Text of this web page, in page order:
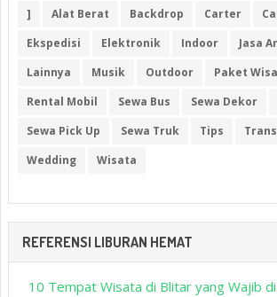
] Alat Berat Backdrop Carter
Ekspedisi
Elektronik Indoor Jasa
Lainnya
Musik Outdoor Paket
Rental Mobil
Sewa Bus Sewa Dekor
Sewa Pick Up
Sewa Truk Tips
Wedding
Wisata
REFERENSI LIBURAN HEMAT
10 Tempat Wisata di Blitar yang Wajib